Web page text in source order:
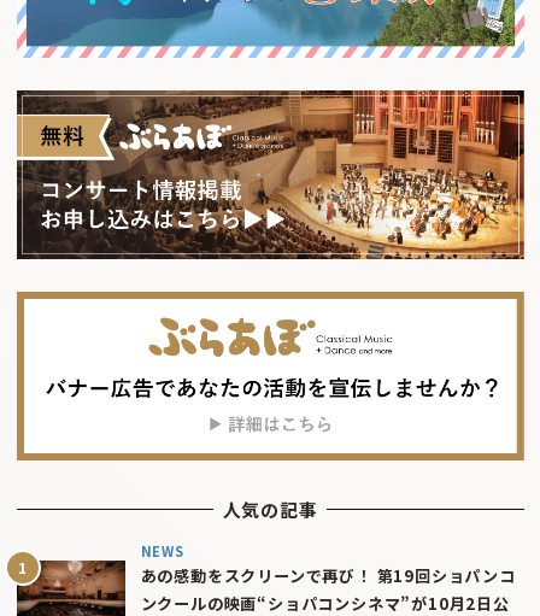
人気の記事
NEWS
あの感動をスクリーンで再び！ 第19回ショパンコ
ンクールの映画“ショパコンシネマ”が10月2日公